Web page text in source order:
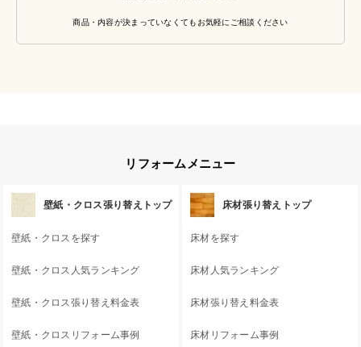
商品・内容が決まっていなくてもお気軽にご相談ください
リフォームメニュー
壁紙・クロス張り替えトップ
壁紙・クロスを探す
壁紙・クロス人気ランキング
壁紙・クロス張り替え料金表
壁紙・クロスリフォーム事例
床材張り替えトップ
床材を探す
床材人気ランキング
床材張り替え料金表
床材リフォーム事例